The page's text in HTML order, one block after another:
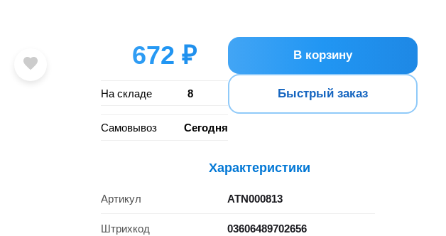
672 ₽
На складе 8
Самовывоз Сегодня
В корзину
Быстрый заказ
Характеристики
Артикул ATN000813
Штрихкод 03606489702656